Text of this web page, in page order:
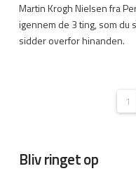
Martin Krogh Nielsen fra
igennem de 3 ting, som du
sidder overfor hinanden.
1
Bliv ringet op